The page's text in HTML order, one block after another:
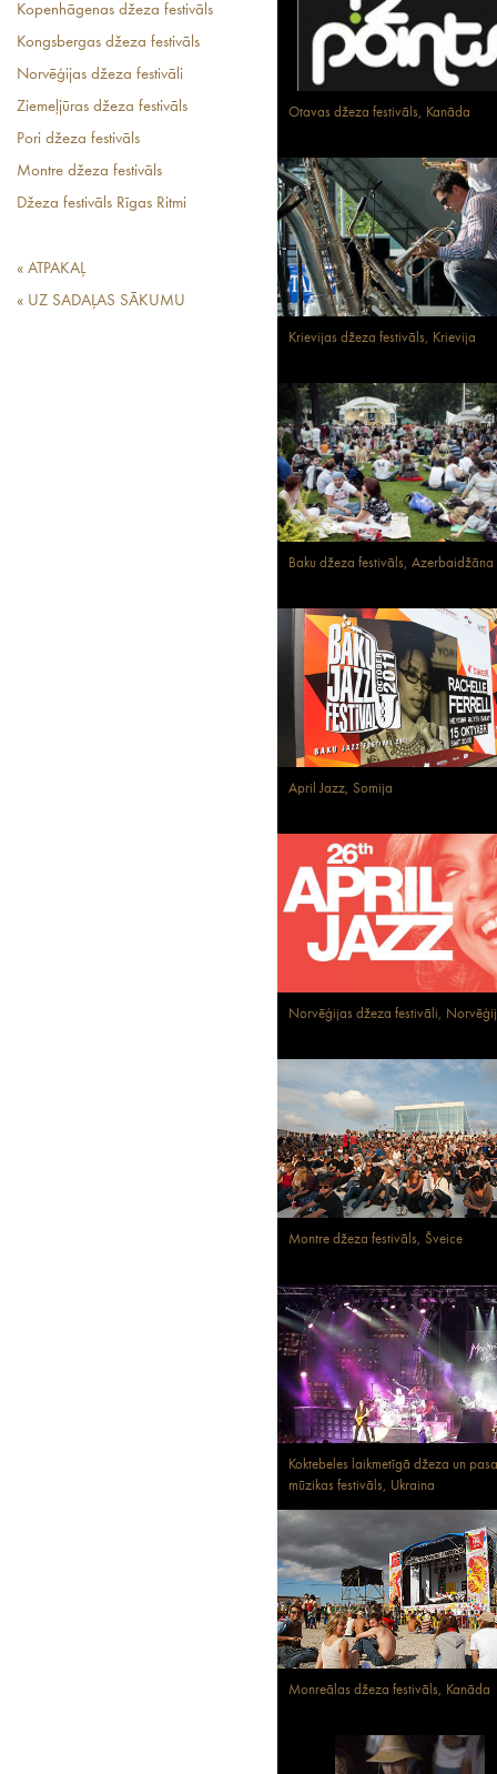
Kopenhāgenas džeza festivāls
Kongsbergas džeza festivāls
Norvēģijas džeza festivāli
Ziemeļjūras džeza festivāls
Pori džeza festivāls
Montre džeza festivāls
Džeza festivāls Rīgas Ritmi
« ATPAKAĻ
« UZ SADAĻAS SĀKUMU
Otavas džeza festivāls, Kanāda
Krievijas džeza festivāls, Krievija
Baku džeza festivāls, Azerbaidžāna
April Jazz, Somija
Norvēģijas džeza festivāli,
Montre džeza festivāls, Šveice
Koktebeles laikmetīgā džeza un
mūzikas festivāls, Ukraina
Monreālas džeza festivāls, Kanāda